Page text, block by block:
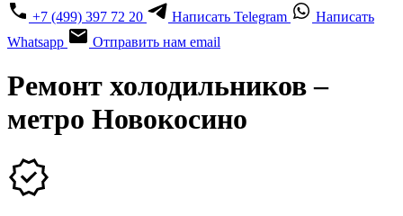
+7 (499) 397 72 20
Написать Telegram
Написать
Whatsapp
Отправить нам email
Ремонт холодильников –
метро Новокосино